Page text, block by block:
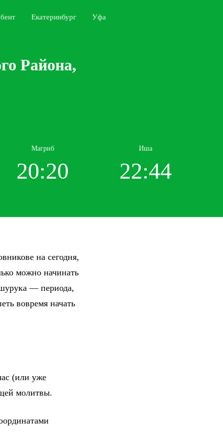
Екатеринбург Уфа
Района,
Магриб
20:20
Иша
22:44
на сегодня,
можно начинать
— периода,
вовремя начать
(или уже
молитвы.